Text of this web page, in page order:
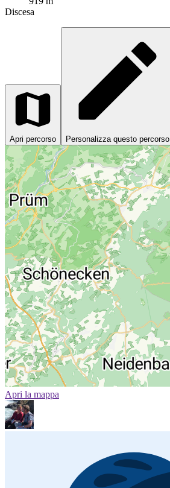
Discesa
Apri percorso Personalizza questo percorso
Apri la mappa